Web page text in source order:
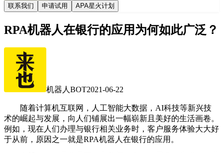
联系我们 申请试用 APA星火计划
RPA机器人在银行的应用为何如此广泛？
机器人BOT2021-06-22
随着计算机互联网，人工智能大数据，AI科技等新兴技
术的崛起与发展，向人们铺展出一幅崭新且美好的生活画卷。
例如，现在人们办理与银行相关业务时，客户服务体验大大好
于从前，原因之一就是RPA机器人在银行的应用。